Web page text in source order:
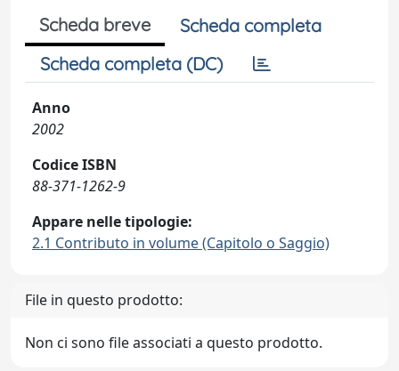
Scheda breve
Scheda completa
Scheda completa (DC)
Anno
2002
Codice ISBN
88-371-1262-9
Appare nelle tipologie:
2.1 Contributo in volume (Capitolo o Saggio)
File in questo prodotto:
Non ci sono file associati a questo prodotto.